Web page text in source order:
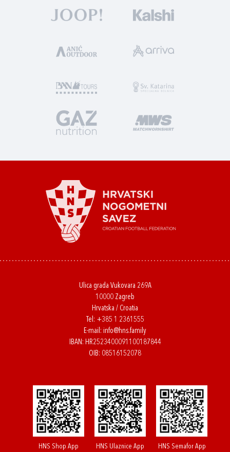
Ulica grada Vukovara 269A
10000 Zagreb
Hrvatska / Croatia
Tel: +385 1 2361555
E-mail: info@hns.family
IBAN: HR2523400091100187844
OIB: 08516152078
HNS Shop App HNS Ulaznice App HNS Semafor App